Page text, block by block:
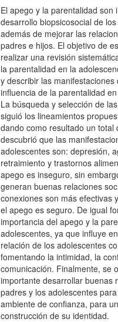
El apego y la parentalidad son
desarrollo biopsicosocial de
además de mejorar las
padres e hijos. El objetivo de
realizar una revisión
la parentalidad en la
y describir las manifestaciones
influencia de la parentalidad
La búsqueda y selección de
siguió los lineamientos
dando como resultado un total
descubrió que las
adolescentes son: depresión,
retraimiento y trastornos
apego es inseguro, sin
generan buenas relaciones
conexiones son más efectivas
el apego es seguro. De igual
importancia del apego y la
adolescentes, ya que influye
relación de los adolescentes
fomentando la intimidad, la
comunicación. Finalmente, se
importante desarrollar buenas
padres y los adolescentes
ambiente de confianza, para
construcción de su identidad.